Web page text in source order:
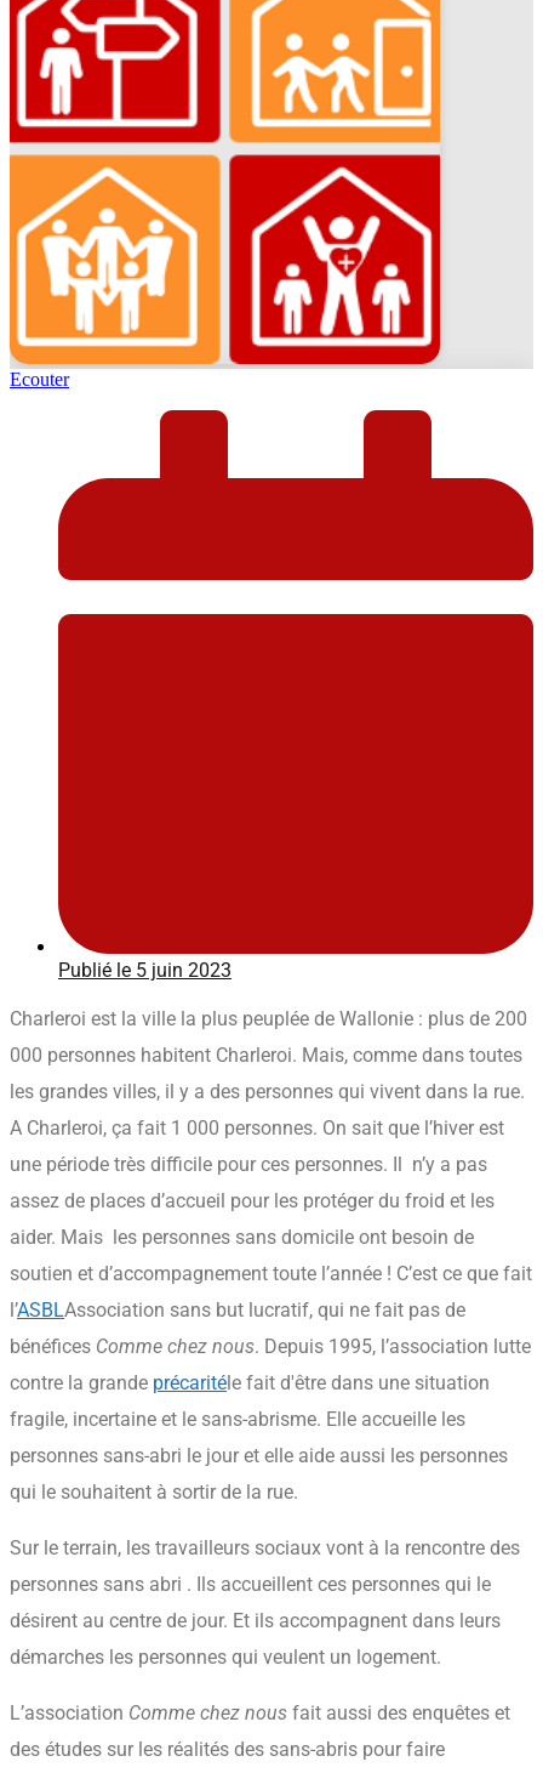
Ecouter
Publié le 5 juin 2023
Charleroi est la ville la plus peuplée de Wallonie : plus de 200
000 personnes habitent Charleroi. Mais, comme dans toutes
les grandes villes, il y a des personnes qui vivent dans la rue.
A Charleroi, ça fait 1 000 personnes. On sait que l’hiver est
une période très difficile pour ces personnes. Il n’y a pas
assez de places d’accueil pour les protéger du froid et les
aider. Mais les personnes sans domicile ont besoin de
soutien et d’accompagnement toute l’année ! C’est ce que fait
l’ASBLAssociation sans but lucratif, qui ne fait pas de
bénéfices Comme chez nous. Depuis 1995, l’association lutte
contre la grande précaritéle fait d'être dans une situation
fragile, incertaine et le sans-abrisme. Elle accueille les
personnes sans-abri le jour et elle aide aussi les personnes
qui le souhaitent à sortir de la rue.
Sur le terrain, les travailleurs sociaux vont à la rencontre des
personnes sans abri . Ils accueillent ces personnes qui le
désirent au centre de jour. Et ils accompagnent dans leurs
démarches les personnes qui veulent un logement.
L’association Comme chez nous fait aussi des enquêtes et
des études sur les réalités des sans-abris pour faire